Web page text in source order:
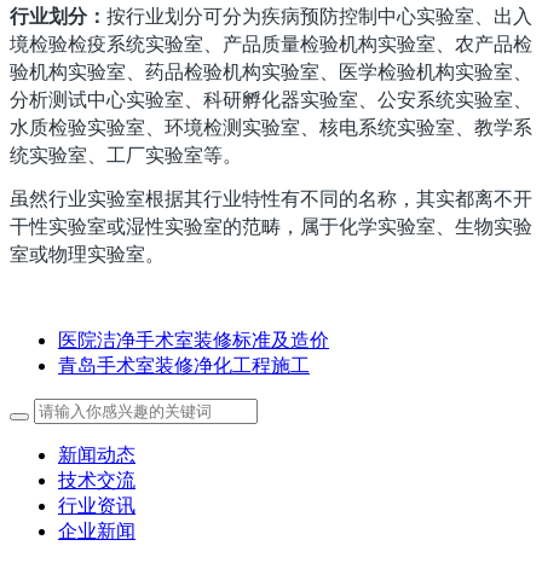
行业划分： 按行业划分可分为疾病预防控制中心实验室、出入
境检验检疫系统实验室、产品质量检验机构实验室、农产品检
验机构实验室、药品检验机构实验室、医学检验机构实验室、
分析测试中心实验室、科研孵化器实验室、公安系统实验室、
水质检验实验室、环境检测实验室、核电系统实验室、教学系
统实验室、工厂实验室等。
虽然行业实验室根据其行业特性有不同的名称，其实都离不开
干性实验室或湿性实验室的范畴，属于化学实验室、生物实验
室或物理实验室。
医院洁净手术室装修标准及造价
青岛手术室装修净化工程施工
新闻动态
技术交流
行业资讯
企业新闻